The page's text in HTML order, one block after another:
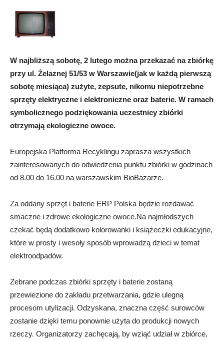
W najbliższą sobotę, 2 lutego można przekazać na zbiórkę
przy ul. Żelaznej 51/53 w Warszawie(jak w każdą pierwszą
sobotę miesiąca) zużyte, zepsute, nikomu niepotrzebne
sprzęty elektryczne i elektroniczne oraz baterie. W ramach
symbolicznego podziękowania uczestnicy zbiórki
otrzymają ekologiczne owoce.
Europejska Platforma Recyklingu zaprasza wszystkich
zainteresowanych do odwiedzenia punktu zbiórki w godzinach
od 8.00 do 16.00 na warszawskim BioBazarze.
Za oddany sprzęt i baterie ERP Polska będzie rozdawać
smaczne i zdrowe ekologiczne owoce.Na najmłodszych
czekać będą dodatkowo kolorowanki i książeczki edukacyjne,
które w prosty i wesoły sposób wprowadzą dzieci w temat
elektroodpadów.
Zebrane podczas zbiórki sprzęty i baterie zostaną
przewiezione do zakładu przetwarzania, gdzie ulegną
procesom utylizacji. Odzyskana, znaczna część surowców
zostanie dzięki temu ponownie użyta do produkcji nowych
rzeczy. Organizatorzy zachęcają, by wziąć udział w zbiórce,